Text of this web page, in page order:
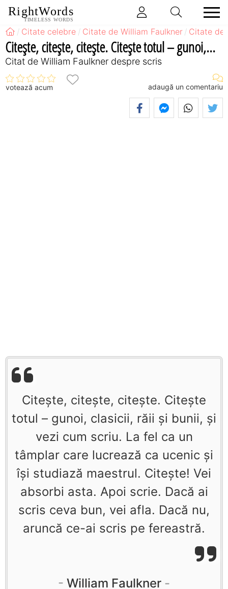
RightWords
TIMELESS WORDS
Citate celebre Citate de William Faulkner Citate de
Citeşte, citeşte, citeşte. Citeşte totul – gunoi,...
Citat de William Faulkner despre scris
votează acum adaugă un comentariu
Citeşte, citeşte, citeşte. Citeşte
totul – gunoi, clasicii, răii şi bunii, şi
vezi cum scriu. La fel ca un
tâmplar care lucrează ca ucenic şi
îşi studiază maestrul. Citeşte! Vei
absorbi asta. Apoi scrie. Dacă ai
scris ceva bun, vei afla. Dacă nu,
aruncă ce-ai scris pe fereastră.
William Faulkner